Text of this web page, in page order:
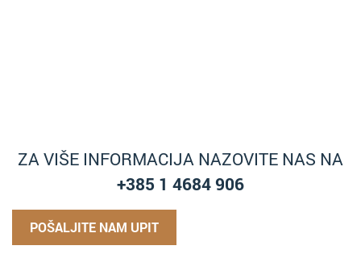
ZA VIŠE INFORMACIJA NAZOVITE NAS NA
+385 1 4684 906
POŠALJITE NAM UPIT